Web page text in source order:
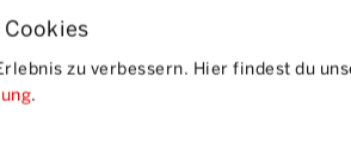
zu verbessern. Hier findest du
.